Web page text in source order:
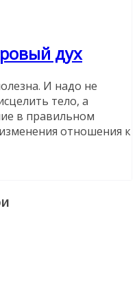
дух
И надо не
тело, а
в правильном
отношения к